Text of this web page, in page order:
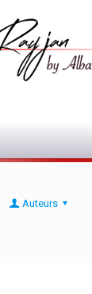
Auteurs